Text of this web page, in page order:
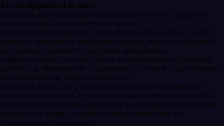
Ті, хто піддаються булінгу:
втрачають відчуття емоційної та фізичної безпеки, довіри до
місця, у якому мають перебувати щодня;
відчувають безпорадність і страх від постійної загрози. Булінг
провокує тривожні та депресивні розлади, пригнічує імунітет,
що підвищує вразливість до різних захворювань;
втрачають повагу до себе. Страхи та невпевненість руйнують
здатність до формування та підтримки стосунків з однолітками,
що призводить до відчуття самотності;
втрачають інтерес до різних форм активності та не можуть
нормально навчатися. У деяких випадках можна простежити
зв'язок між потерпанням від булінгу та розладами харчуванням
(анорексії та булімії), емоційної сфери (депресіями та
суїцидальною поведінкою).